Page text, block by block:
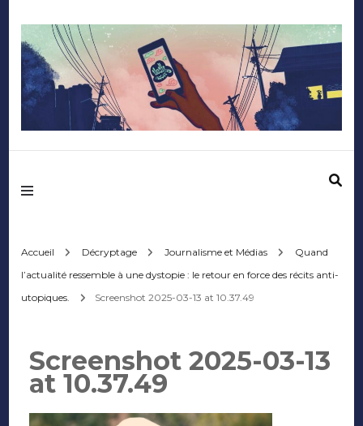
Mediafactory – Le
d'Audencia
SciencesCom
Accueil Décryptage Journalisme et Médias
Quand
l’actualité ressemble à une dystopie : le retour en force des récits anti-
utopiques.
Screenshot 2025-03-13 at 10.37.49
Screenshot 2025-03-13
at 10.37.49